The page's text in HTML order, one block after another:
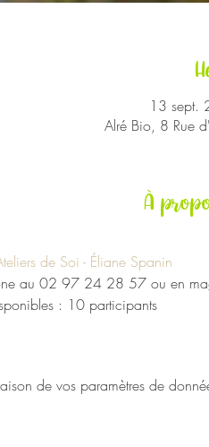
13
Alré Bio, 8 Rue
À
de Soi - Éliane Spanin
au 02 97 24 28 57 ou en
: 10 participants
de vos paramètres de